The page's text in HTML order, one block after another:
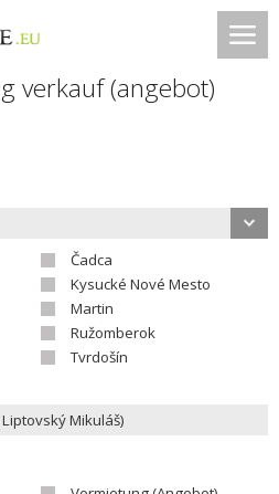
verkauf (angebot)
Čadca
Kysucké Nové Mesto
Martin
Ružomberok
Tvrdošín